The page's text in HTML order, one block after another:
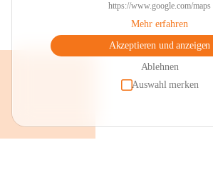
https://www.google.com/maps
Mehr erfahren
Akzeptieren und anzeigen
Ablehnen
Auswahl merken